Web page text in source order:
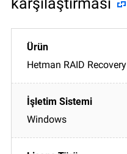
Hetman RAID Recovery
Windows